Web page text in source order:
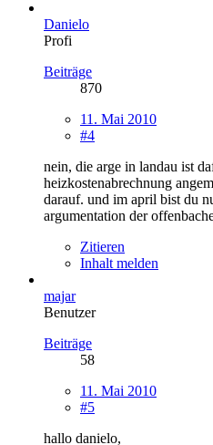
Danielo
Profi
Beiträge
870
11. Mai 2010
#4
nein, die arge in landau ist
heizkostenabrechnung
darauf. und im april bist du
argumentation der
Zitieren
Inhalt melden
majar
Benutzer
Beiträge
58
11. Mai 2010
#5
hallo danielo,